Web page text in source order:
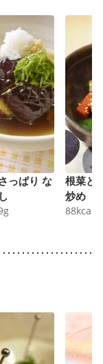
っぱり な
g
根菜と
炒め
88kcal